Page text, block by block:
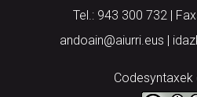
Tel.: 943 300 732 |
andoain@aiurri.eus |
Codesyntaxek